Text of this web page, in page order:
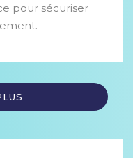
pour sécuriser